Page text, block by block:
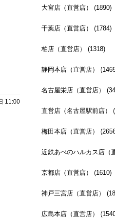
11:00
大宮店（直営店） (1890)
千葉店（直営店） (1784)
柏店（直営店） (1318)
静岡本店（直営店）
名古屋栄店（直営店）
直営店（名古屋駅前店）
梅田本店（直営店）
近鉄あべのハルカス店（
京都店（直営店） (1610)
神戸三宮店（直営店）
広島本店（直営店）